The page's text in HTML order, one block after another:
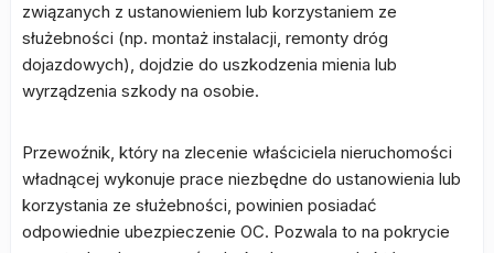
związanych z ustanowieniem lub korzystaniem ze
służebności (np. montaż instalacji, remonty dróg
dojazdowych), dojdzie do uszkodzenia mienia lub
wyrządzenia szkody na osobie.
Przewoźnik, który na zlecenie właściciela nieruchomości
władnącej wykonuje prace niezbędne do ustanowienia lub
korzystania ze służebności, powinien posiadać
odpowiednie ubezpieczenie OC. Pozwala to na pokrycie